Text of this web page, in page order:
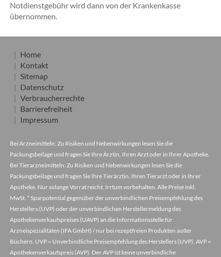
Notdienstgebühr wird dann von der Krankenkasse
übernommen.
Home
Kontakt
Sitemap
Datenschutz
Verbraucherrechte
Barrierefreiheit
Impressum
Bei Arzneimitteln: Zu Risiken und Nebenwirkungen lesen Sie die
Packungsbeilage und fragen Sie Ihre Ärztin, Ihren Arzt oder in Ihrer Apotheke.
Bei Tierarzneimitteln: Zu Risiken und Nebenwirkungen lesen Sie die
Packungsbeilage und fragen Sie Ihre Tierärztin, Ihren Tierarzt oder in Ihrer
Apotheke. Nur solange Vorrat reicht. Irrtum vorbehalten. Alle Preise inkl.
MwSt. * Sparpotential gegenüber der unverbindlichen Preisempfehlung des
Herstellers (UVP) oder der unverbindlichen Herstellermeldung des
Apothekenverkaufspreises (UAVP) an die Informationsstelle für
Arzneispezialitäten (IFA GmbH) / nur bei rezeptfreien Produkten außer
Büchern. UVP = Unverbindliche Preisempfehlung des Herstellers (UVP). AVP =
Apothekenverkaufspreis (AVP). Der AVP ist keine unverbindliche